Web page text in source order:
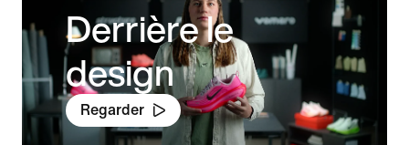
Derrière le
design
Regarder